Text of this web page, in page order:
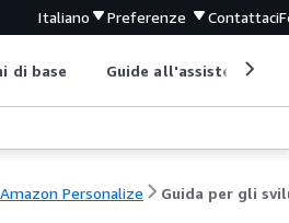
Italiano Preferenze Contattaci
di base Guide all'assistenza
Amazon Personalize